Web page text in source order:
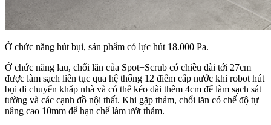
Ở chức năng hút bụi, sản phẩm có lực hút 18.000 Pa.
Ở chức năng lau, chổi lăn của Spot+Scrub có chiều dài tới 27cm
được làm sạch liên tục qua hệ thống 12 điểm cấp nước khi robot hút
bụi di chuyển khắp nhà và có thể kéo dài thêm 4cm để làm sạch sát
tường và các cạnh đồ nội thất. Khi gặp thảm, chổi lăn có chế độ tự
nâng cao 10mm để hạn chế làm ướt thảm.